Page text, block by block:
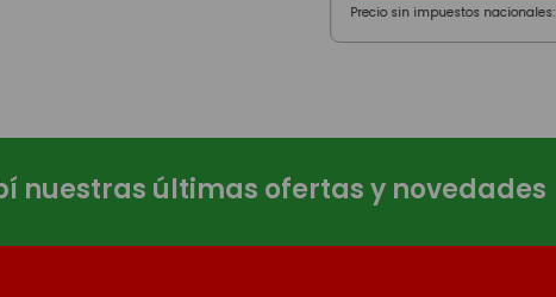
Precio sin impuestos nacionales:
nuestras últimas ofertas y novedades